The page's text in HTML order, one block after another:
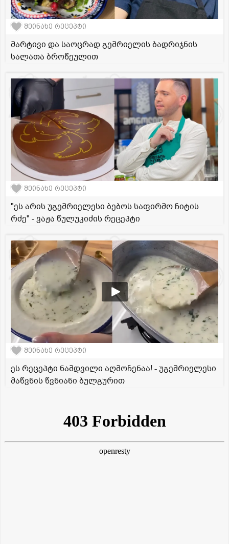
შეინახე რეცეპტი
მარტივი და საოცრად გემრიელის ბადრიჯნის
სალათა ბროწეულით
შეინახე რეცეპტი
"ეს არის უგემრიელესი ბებოს საფირმო ჩიტის
რძე" - ვაჟა წულუკიძის რეცეპტი
შეინახე რეცეპტი
ეს რეცეპტი ნამდვილი აღმოჩენაა! - უგემრიელესი
მაწვნის წვნიანი ბულგურით